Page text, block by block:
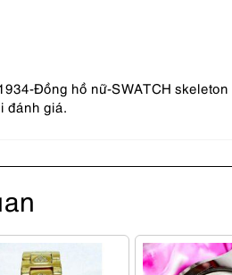
Đồng hồ nữ-SWATCH skeleton
đánh giá.